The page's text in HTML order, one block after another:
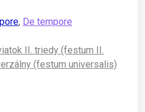
, De tempore
II. triedy (festum II.
(festum universalis)